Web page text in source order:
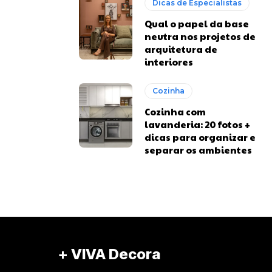
Dicas de Especialistas
Qual o papel da base
neutra nos projetos de
arquitetura de
interiores
Cozinha
Cozinha com
lavanderia: 20 fotos +
dicas para organizar e
separar os ambientes
+ VIVA Decora